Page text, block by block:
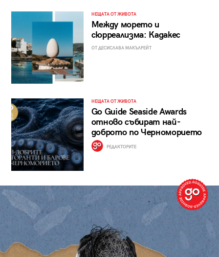
НЕЩАТА ОТ ЖИВОТА
Между морето и
сюрреализма: Кадакес
ОТ ДЕСИСЛАВА МАКЪЛРЕЙТ
НЕЩАТА ОТ ЖИВОТА
Go Guide Seaside Awards
отново събират най-
доброто по Черноморието
РЕДАКТОРИТЕ